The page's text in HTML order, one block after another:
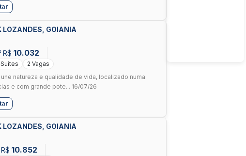
LOZANDES, GOIANIA
R$ 10.032
2 Vagas
natureza e qualidade de vida, localizado numa
e com grande pote... 16/07/26
LOZANDES, GOIANIA
10.852